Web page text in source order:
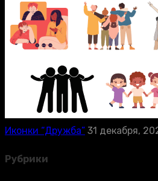
Иконки “Дружба” 31 декабря,
Рубрики